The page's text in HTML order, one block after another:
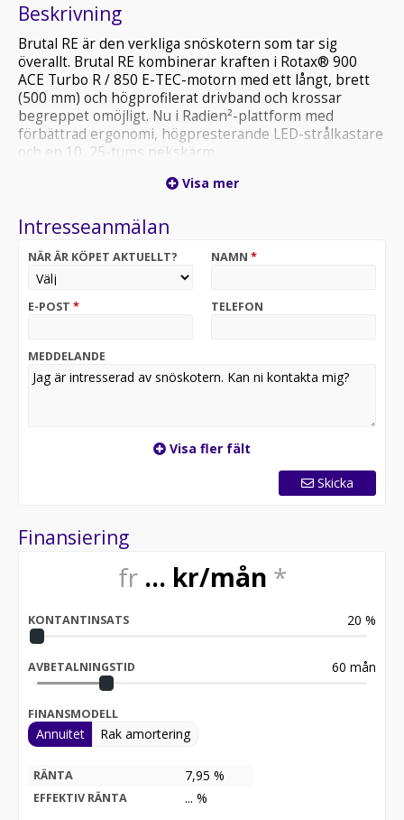
Beskrivning
Brutal RE är den verkliga snöskotern som tar sig
överallt. Brutal RE kombinerar kraften i Rotax® 900
ACE Turbo R / 850 E-TEC-motorn med ett långt, brett
(500 mm) och högprofilerat drivband och krossar
begreppet omöjligt. Nu i Radien²-plattform med
förbättrad ergonomi, högpresterande LED-strålkastare
och en 10, 25-tums pekskärm.
Kampanjen gäller till 2026-04-30.
Visa mer
Intresseanmälan
NÄR ÄR KÖPET AKTUELLT? NAMN *
E-POST * TELEFON
MEDDELANDE
Visa fler fält
Skicka
Finansiering
fr ... kr/mån *
KONTANTINSATS 20 %
AVBETALNINGSTID 60 mån
FINANSMODELL
Annuitet Rak amortering
RÄNTA 7,95 %
EFFEKTIV RÄNTA ... %